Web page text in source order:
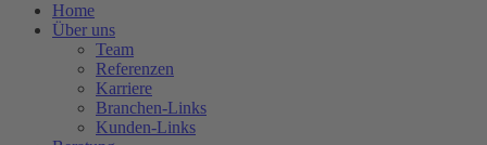
Home
Über uns
Team
Referenzen
Karriere
Branchen-Links
Kunden-Links